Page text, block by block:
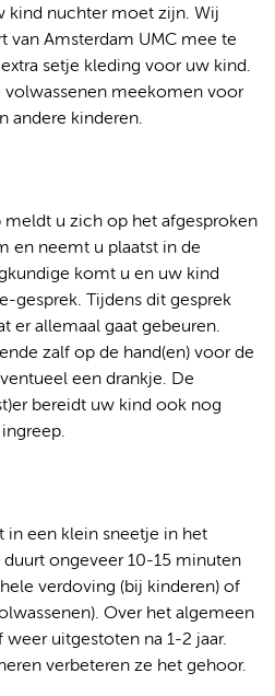
kind nuchter moet zijn. Wij
van Amsterdam UMC mee te
setje kleding voor uw kind.
volwassenen meekomen voor
andere kinderen.
meldt u zich op het afgesproken
en neemt u plaatst in de
komt u en uw kind
gesprek. Tijdens dit gesprek
er allemaal gaat gebeuren.
zalf op de hand(en) voor de
een drankje. De
bereidt uw kind ook nog
in een klein sneetje in het
ongeveer 10-15 minuten
verdoving (bij kinderen) of
Over het algemeen
uitgestoten na 1-2 jaar.
verbeteren ze het gehoor.